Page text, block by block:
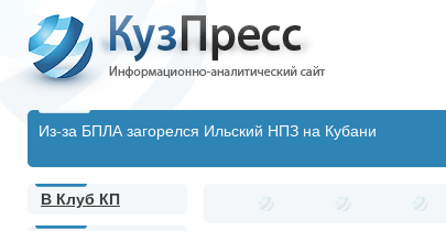
Из-за БПЛА загорелся Ильский НПЗ на Кубани
В Клуб КП